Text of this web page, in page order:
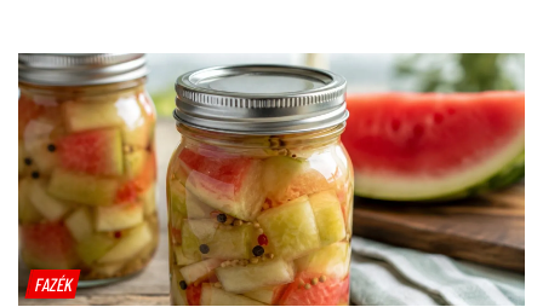
FAZÉK